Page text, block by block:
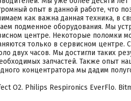
опыт в данной работе, что
как важна данная техника, в
подменное оборудования. Мы
центре. Некоторые поломки
только в сервисном центре.
двух часов. Мы достигли таких
запчастей. Также опыт
концентратора мы дадим
O2. Philips Respironics EverFlo.